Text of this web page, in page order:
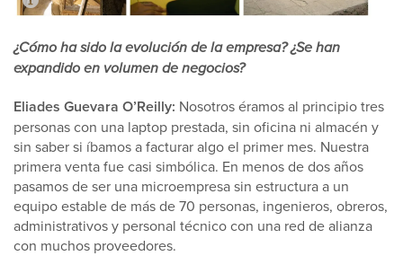
¿Cómo ha sido la evolución de la empresa? ¿Se han
expandido en volumen de negocios?
Eliades Guevara O’Reilly: Nosotros éramos al principio tres
personas con una laptop prestada, sin oficina ni almacén y
sin saber si íbamos a facturar algo el primer mes. Nuestra
primera venta fue casi simbólica. En menos de dos años
pasamos de ser una microempresa sin estructura a un
equipo estable de más de 70 personas, ingenieros, obreros,
administrativos y personal técnico con una red de alianza
con muchos proveedores.